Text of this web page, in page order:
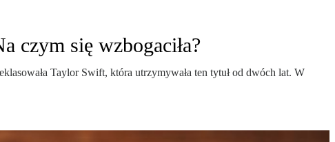
czym się wzbogaciła?
Taylor Swift, która utrzymywała ten tytuł od dwóch lat. W